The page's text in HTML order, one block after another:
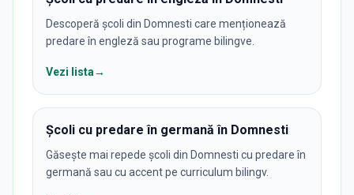
Descoperă școli din Domnesti care menționează
predare în engleză sau programe bilingve.
Vezi lista→
Școli cu predare în germană în Domnesti
Găsește mai repede școli din Domnesti cu predare în
germană sau cu accent pe curriculum bilingv.